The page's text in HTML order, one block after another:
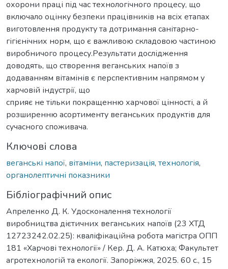
охорони праці під час технологічного процесу, що
включало оцінку безпеки працівників на всіх етапах
виготовлення продукту та дотримання санітарно-
гігієнічних норм, що є важливою складовою частиною
виробничого процесу.Результати дослідження
доводять, що створення веганських напоїв з
додаванням вітамінів є перспективним напрямом у
харчовій індустрії, що
сприяє не тільки покращенню харчової цінності, а й
розширенню асортименту веганських продуктів для
сучасного споживача.
Ключові слова
веганські напої, вітаміни, пастеризація, технологія,
органолептичні показники
Бібліографічний опис
Апреленко Д. К. Удосконалення технології
виробництва дієтичних веганських напоїв (23 ХТД
12723242.02.25): кваліфікаційна робота магістра ОПП
181 «Харчові технології» / Кер. Д. А. Катюха; Факультет
агротехнологій та екології. Запоріжжя, 2025. 60 с., 15